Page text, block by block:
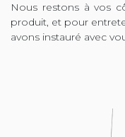
Nous restons à vos
produit, et pour
avons instauré avec